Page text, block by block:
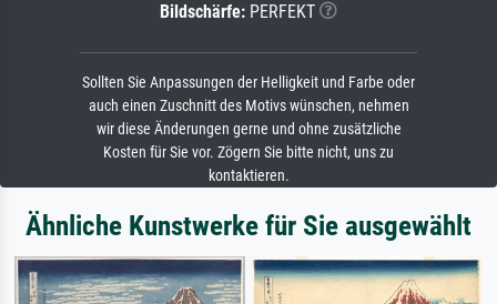
Bildschärfe: PERFEKT
Sollten Sie Anpassungen der Helligkeit und Farbe oder
auch einen Zuschnitt des Motivs wünschen, nehmen
wir diese Änderungen gerne und ohne zusätzliche
Kosten für Sie vor. Zögern Sie bitte nicht, uns zu
kontaktieren.
Ähnliche Kunstwerke für Sie ausgewählt